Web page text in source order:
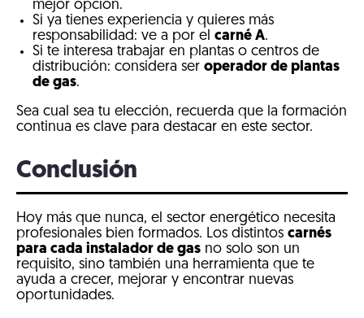
mejor opción.
Si ya tienes experiencia y quieres más
responsabilidad: ve a por el carné A.
Si te interesa trabajar en plantas o centros de
distribución: considera ser operador de plantas
de gas.
Sea cual sea tu elección, recuerda que la formación
continua es clave para destacar en este sector.
Conclusión
Hoy más que nunca, el sector energético necesita
profesionales bien formados. Los distintos carnés
para cada instalador de gas no solo son un
requisito, sino también una herramienta que te
ayuda a crecer, mejorar y encontrar nuevas
oportunidades.